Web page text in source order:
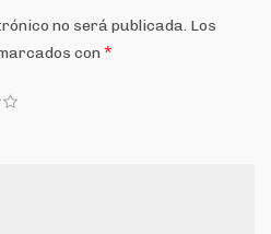
no será publicada. Los
con *